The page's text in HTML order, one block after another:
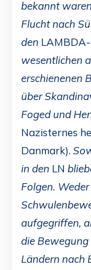
bekannt
Flucht nach
den
wesentlichen
erschienenen
über
Foged und
Nazisternes
Danmark).
in den LN
Folgen.
aufgegriffen,
die Bewegung
Ländern nach